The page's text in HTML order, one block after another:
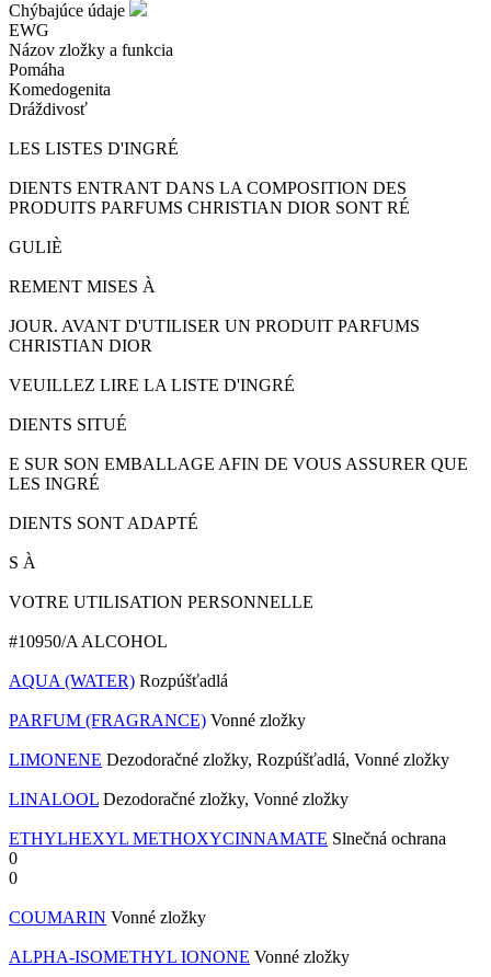
Chýbajúce údaje
EWG
Názov zložky a funkcia
Pomáha
Komedogenita
Dráždivosť
LES LISTES D'INGRÉ
DIENTS ENTRANT DANS LA COMPOSITION DES
PRODUITS PARFUMS CHRISTIAN DIOR SONT RÉ
GULIÈ
REMENT MISES À
JOUR. AVANT D'UTILISER UN PRODUIT PARFUMS
CHRISTIAN DIOR
VEUILLEZ LIRE LA LISTE D'INGRÉ
DIENTS SITUÉ
E SUR SON EMBALLAGE AFIN DE VOUS ASSURER QUE
LES INGRÉ
DIENTS SONT ADAPTÉ
S À
VOTRE UTILISATION PERSONNELLE
#10950/A ALCOHOL
AQUA (WATER) Rozpúšťadlá
PARFUM (FRAGRANCE) Vonné zložky
LIMONENE Dezodoračné zložky, Rozpúšťadlá, Vonné zložky
LINALOOL Dezodoračné zložky, Vonné zložky
ETHYLHEXYL METHOXYCINNAMATE Slnečná ochrana
0
0
COUMARIN Vonné zložky
ALPHA-ISOMETHYL IONONE Vonné zložky